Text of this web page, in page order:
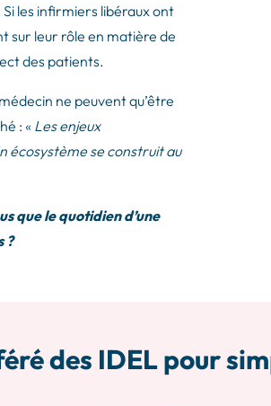
Si les infirmiers libéraux ont
sur leur rôle en matière de
des patients.
ne peuvent qu’être
: « Les enjeux
écosystème se construit au
que le quotidien d’une
?
des IDEL pour